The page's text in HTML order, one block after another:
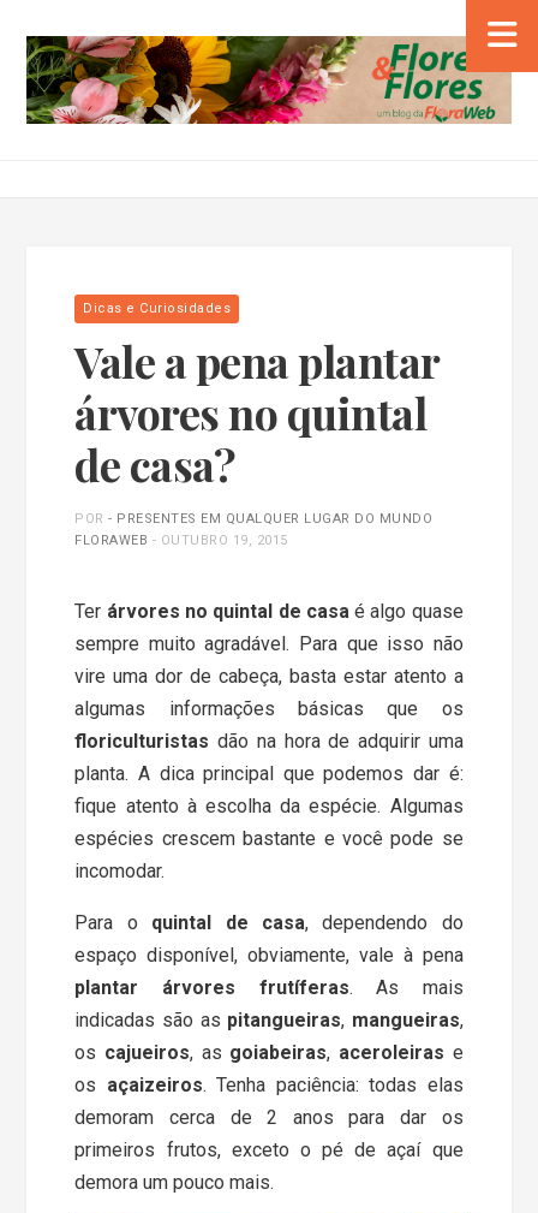
Dicas e Curiosidades
Vale a pena plantar
árvores no quintal
de casa?
POR- PRESENTES EM QUALQUER LUGAR DO MUNDO
FLORAWEB - OUTUBRO 19, 2015
Ter árvores no quintal de casaé algo quase
sempre muito agradável. Para que isso não
vire uma dor de cabeça, basta estar atento a
algumas informações básicas que os
floriculturistas dão na hora de adquirir uma
planta. A dica principal que podemos dar é:
fique atento à escolha da espécie. Algumas
espécies crescem bastante e você pode se
incomodar.
Para o quintal de casa, dependendo do
espaço disponível, obviamente, vale à pena
plantar árvores frutíferas. As mais
indicadas são as pitangueiras, mangueiras,
os cajueiros, as goiabeiras, aceroleiras e
os açaizeiros. Tenha paciência: todas elas
demoram cerca de 2 anos para dar os
primeiros frutos, exceto o pé de açaí que
demora um pouco mais.